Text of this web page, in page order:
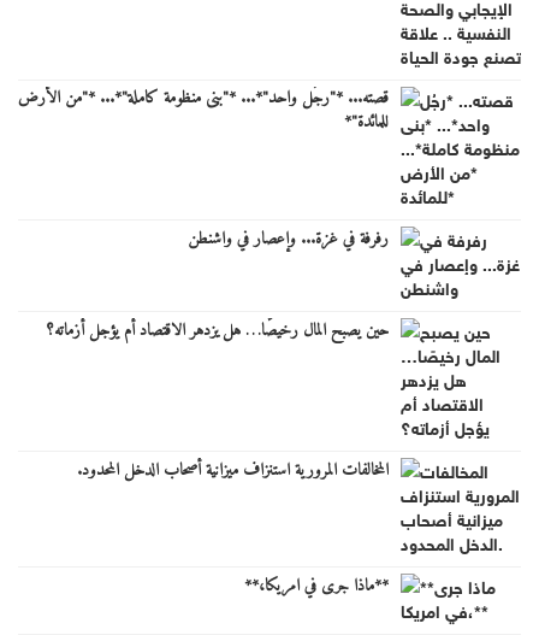
قصته... *"رجُل واحد"*... *"بنى منظومة كاملة"*... *"من الأرض
للمائدة"*
رفرفة في غزة... وإعصار في واشنطن
حين يصبح المال رخيصًا… هل يزدهر الاقتصاد أم يؤجل أزماته؟
المخالفات المرورية استنزاف ميزانية أصحاب الدخل المحدود.
**ماذا جرى في امريكا،**